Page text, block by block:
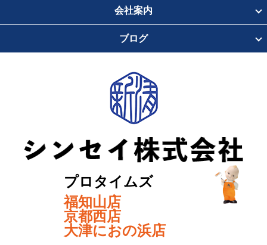
会社案内
ブログ
プロタイムズ
福知山店
京都西店
大津におの浜店